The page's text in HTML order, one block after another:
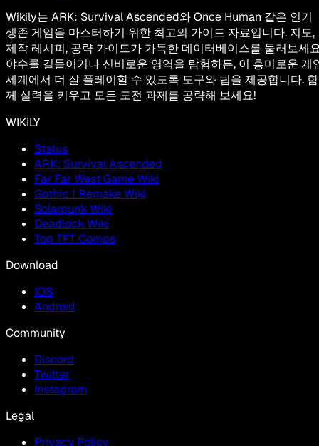
Wikily는 ARK: Survival Ascended와 Once Human 같은 인기
생존 게임을 마스터하기 위한 최고의 가이드 자료입니다. 지도,
제작 레시피, 공략 가이드가 가득한 데이터베이스를 둘러보세
야수를 길들이거나 신비로운 영역을 탐험하든, 이 흥미로운 게
세계에서 더 잘 플레이할 수 있도록 도구와 팁을 제공합니다. 함
께 실력을 키우고 모든 도전 과제를 공략해 보세요!
WIKILY
Status
ARK: Survival Ascended
Far Far West Game Wiki
Gothic 1 Remake Wiki
Solarpunk Wiki
Deadlock Wiki
Top TFT Comps
Download
IOS
Android
Community
Discord
Twitter
Instagram
Legal
Privacy Policy